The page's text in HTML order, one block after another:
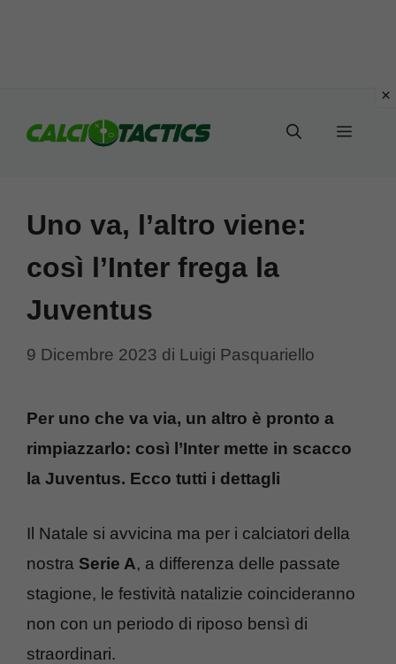
Menu
Uno va, l’altro viene:
così l’Inter frega la
Juventus
9 Dicembre 2023 di Luigi Pasquariello
Per uno che va via, un altro è pronto a
rimpiazzarlo: così l’Inter mette in scacco
la Juventus. Ecco tutti i dettagli
Il Natale si avvicina ma per i calciatori della
nostra Serie A, a differenza delle passate
stagione, le festività natalizie coincideranno
non con un periodo di riposo bensì di
straordinari.